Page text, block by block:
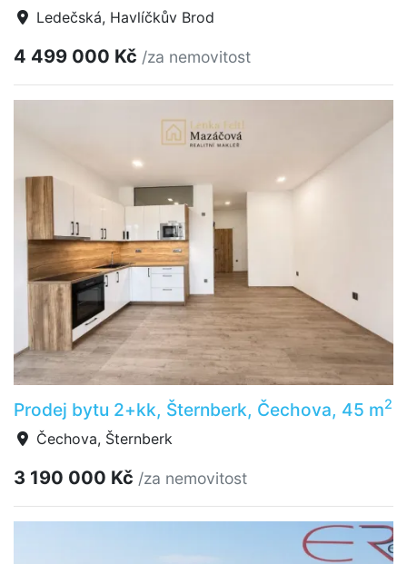
Ledečská, Havlíčkův Brod
4 499 000 Kč /za nemovitost
Prodej bytu 2+kk, Šternberk, Čechova, 45 m2
Čechova, Šternberk
3 190 000 Kč /za nemovitost